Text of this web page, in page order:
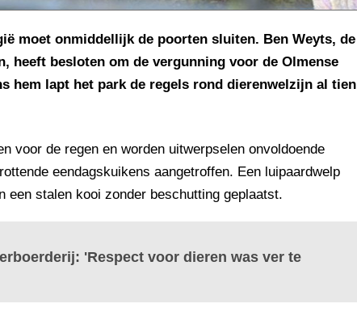
moet onmiddellijk de poorten sluiten. Ben Weyts, de
heeft besloten om de vergunning voor de Olmense
hem lapt het park de regels rond dierenwelzijn al tien
voor de regen en worden uitwerpselen onvoldoende
eendagskuikens aangetroffen. Een luipaardwelp
een stalen kooi zonder beschutting geplaatst.
'Respect voor dieren was ver te